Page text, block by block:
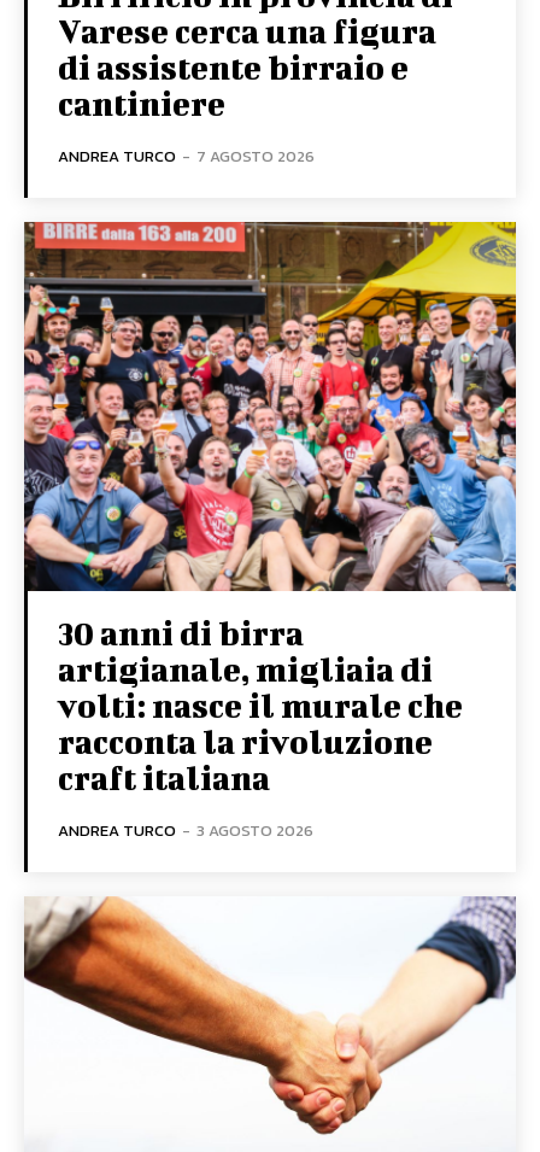
Varese cerca una figura
di assistente birraio e
cantiniere
ANDREA TURCO - 7 AGOSTO 2026
30 anni di birra
artigianale, migliaia di
volti: nasce il murale che
racconta la rivoluzione
craft italiana
ANDREA TURCO - 3 AGOSTO 2026